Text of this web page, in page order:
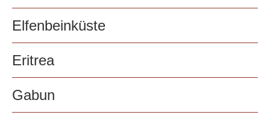
Elfenbeinküste
Eritrea
Gabun